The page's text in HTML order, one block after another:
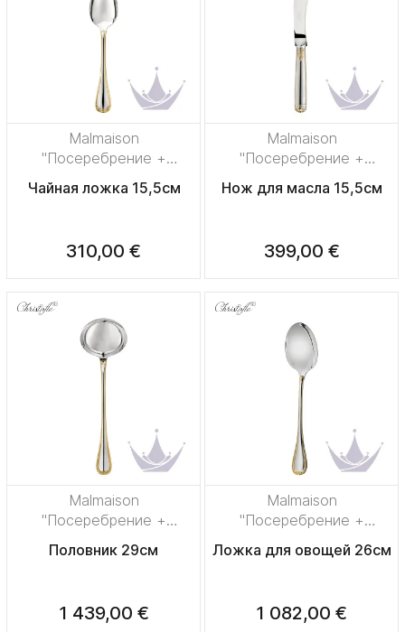
Malmaison
"Посеребрение +
узорная позолота"
Чайная ложка 15,5см
310,00 €
Malmaison
"Посеребрение +
узорная позолота"
Нож для масла 15,5см
399,00 €
Malmaison
"Посеребрение +
узорная позолота"
Половник 29см
1 439,00 €
Malmaison
"Посеребрение +
узорная позолота"
Ложка для овощей 26см
1 082,00 €